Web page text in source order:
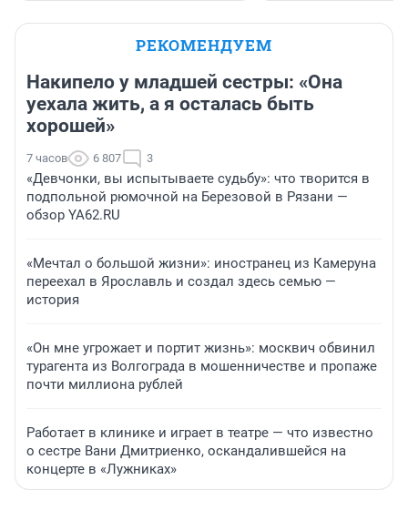
РЕКОМЕНДУЕМ
Накипело у младшей сестры: «Она
уехала жить, а я осталась быть
хорошей»
7 часов 6 807 3
«Девчонки, вы испытываете судьбу»: что творится в
подпольной рюмочной на Березовой в Рязани —
обзор YA62.RU
«Мечтал о большой жизни»: иностранец из Камеруна
переехал в Ярославль и создал здесь семью —
история
«Он мне угрожает и портит жизнь»: москвич обвинил
турагента из Волгограда в мошенничестве и пропаже
почти миллиона рублей
Работает в клинике и играет в театре — что известно
о сестре Вани Дмитриенко, оскандалившейся на
концерте в «Лужниках»